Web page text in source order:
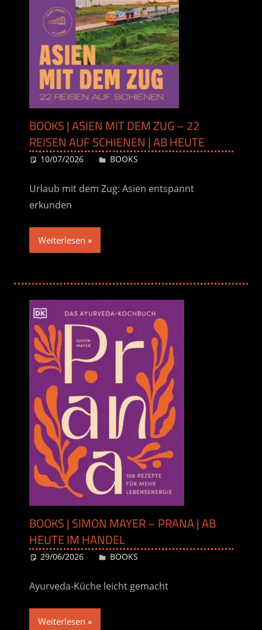
BOOKS | ASIEN MIT DEM ZUG – 22
REISEN AUF SCHIENEN | AB HEUTE
10/07/2026 Desiree
BOOKS
Urlaub mit dem Zug: Asien entspannt
erkunden
Weiterlesen
BOOKS | SIMON MAYER – PRANA | AB
HEUTE IM HANDEL
29/06/2026 Desiree
BOOKS
Ayurveda-Küche leicht gemacht
Weiterlesen